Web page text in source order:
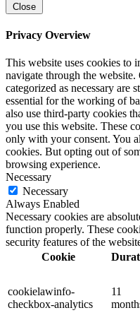
Close
Privacy Overview
This website uses cookies to
navigate through the website.
categorized as necessary are
essential for the working of
also use third-party cookies
you use this website. These
only with your consent. You
cookies. But opting out of
browsing experience.
Necessary
Necessary
Always Enabled
Necessary cookies are
function properly. These
security features of the
Cookie
cookielawinfo-
checkbox-analytics
11